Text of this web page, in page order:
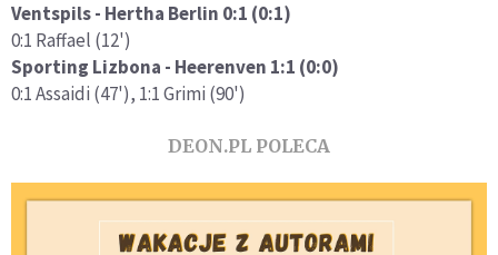
Ventspils - Hertha Berlin 0:1 (0:1)
0:1 Raffael (12')
Sporting Lizbona - Heerenven 1:1 (0:0)
0:1 Assaidi (47'), 1:1 Grimi (90')
DEON.PL POLECA